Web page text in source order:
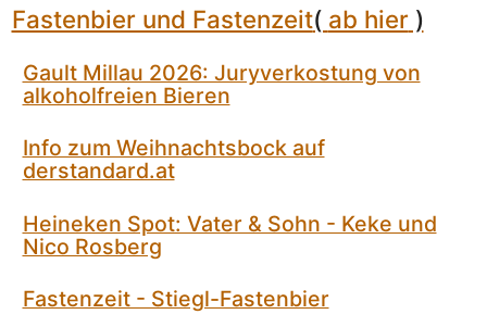
Fastenbier und Fastenzeit( ab hier)
Gault Millau 2026: Juryverkostung von
alkoholfreien Bieren
Info zum Weihnachtsbock auf
derstandard.at
Heineken Spot: Vater & Sohn - Keke und
Nico Rosberg
Fastenzeit - Stiegl-Fastenbier